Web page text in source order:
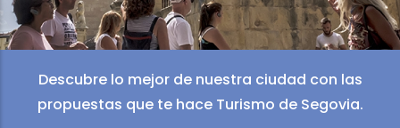
Descubre lo mejor de nuestra ciudad con las
propuestas que te hace Turismo de Segovia.